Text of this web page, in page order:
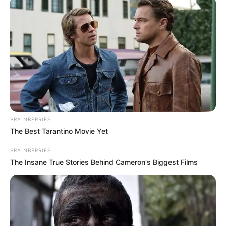
середовищі триває дискусія щодо майбутнього
університетів, адже не всі колективи факультетів
одностайно підтримують ідею об’єднання.
Позиція Міністерства освіти і науки
У відповіді міністра освіти і науки України
наголошується, що питання реорганізації
Мукачівського державного університету
розглядається виключно в межах чинного
законодавства України.
Зокрема, відповідно до статті 31 Закону України
«Про вищу освіту», рішення про утворення,
реорганізацію або ліквідацію державних закладів
BRAINBERRIES
The Best Tarantino Movie Yet
BRAINBERRIES
The Insane True Stories Behind Cameron's Biggest Films